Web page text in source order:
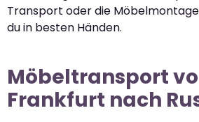
Transport oder die
du in besten Händen.
Möbeltransport
Frankfurt nach